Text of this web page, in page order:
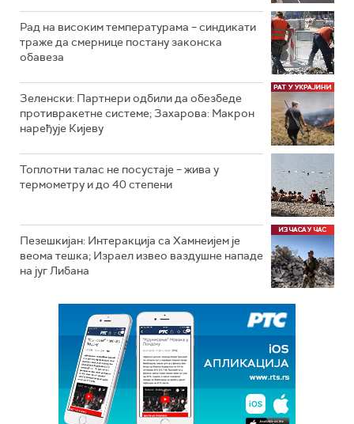
Рад на високим температурама – синдикати
траже да смернице постану законска
обавеза
Зеленски: Партнери одбили да обезбеде
противракетне системе; Захарова: Макрон
наређује Кијеву
Топлотни талас не посустаје – жива у
термометру и до 40 степени
Пезешкијан: Интеракција са Хамнеијем је
веома тешка; Израел извео ваздушне нападе
на југ Либана